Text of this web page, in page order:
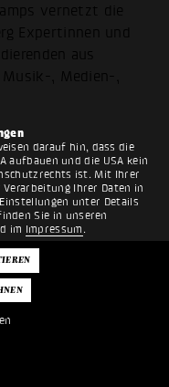
darauf hin, dass die
aufbauen und die USA kein
ist. Mit Ihrer
Ihrer Daten in
unter Details
Sie in unseren
im Impressum .
vernetzt die
Expertinnen und
aus
, Medien-,